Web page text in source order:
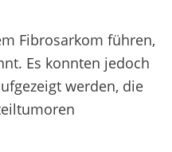
Fibrosarkom führen,
Es konnten jedoch
werden, die